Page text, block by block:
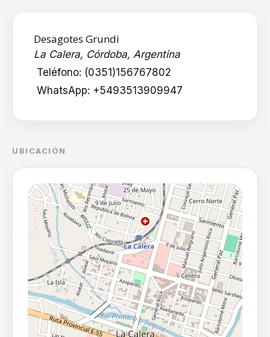
Desagotes Grundi
La Calera, Córdoba, Argentina
Teléfono: (0351)156767802
WhatsApp: +5493513909947
UBICACIÓN